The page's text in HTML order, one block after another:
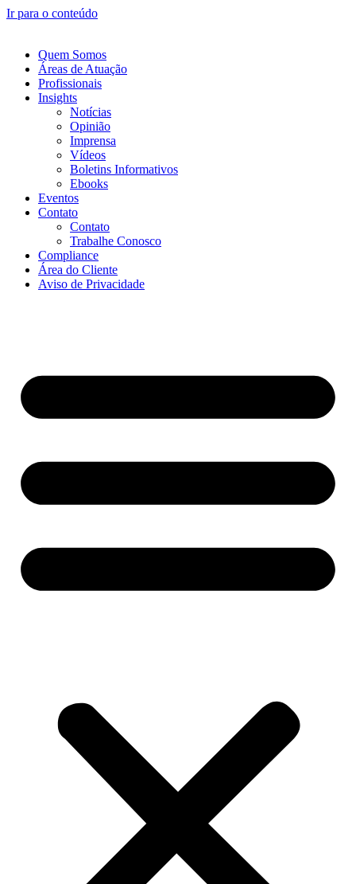
Ir para o conteúdo
Quem Somos
Áreas de Atuação
Profissionais
Insights
Notícias
Opinião
Imprensa
Vídeos
Boletins Informativos
Ebooks
Eventos
Contato
Contato
Trabalhe Conosco
Compliance
Área do Cliente
Aviso de Privacidade